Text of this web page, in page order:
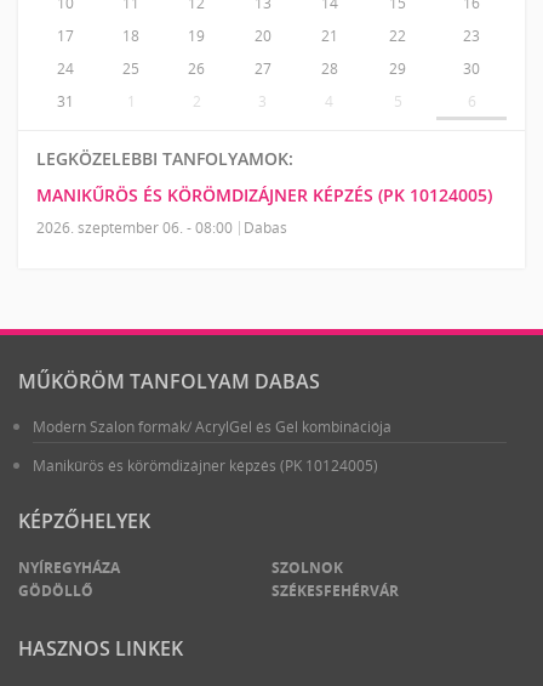
17
18 19 20 21 22
23
24
25 26 27 28 29
30
31
1 2 3 4 5 6
LEGKÖZELEBBI TANFOLYAMOK:
MANIKŰRÖS ÉS KÖRÖMDIZÁJNER KÉPZÉS (PK 10124005)
2026. szeptember 06. - 08:00 Dabas
MŰKÖRÖM TANFOLYAM DABAS
Modern Szalon formák/ AcrylGel és Gel kombinációja
Manikűrös és körömdizájner képzés (PK 10124005)
KÉPZŐHELYEK
NYÍREGYHÁZA
SZOLNOK
GÖDÖLLŐ
SZÉKESFEHÉRVÁR
HASZNOS LINKEK